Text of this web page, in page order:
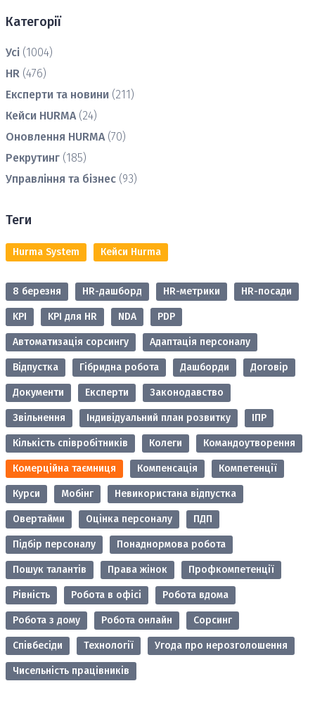
Категорії
Усі (1004)
HR (476)
Експерти та новини (211)
Кейси HURMA (24)
Оновлення HURMA (70)
Рекрутинг (185)
Управління та бізнес (93)
Теги
Hurma System Кейси Hurma
8 березня HR-дашборд HR-метрики HR-посади
KPI KPI для HR NDA PDP
Автоматизація сорсингу Адаптація персоналу
Відпустка Гібридна робота Дашборди Договір
Документи Експерти Законодавство
Звільнення Індивідуальний план розвитку ІПР
Кількість співробітників Колеги Командоутворення
Комерційна таємниця Компенсація Компетенції
Курси Мобінг Невикористана відпустка
Овертайми Оцінка персоналу ПДП
Підбір персоналу Понаднормова робота
Пошук талантів Права жінок Профкомпетенції
Рівність Робота в офісі Робота вдома
Робота з дому Робота онлайн Сорсинг
Співбесіди Технології Угода про нерозголошення
Чисельність працівників